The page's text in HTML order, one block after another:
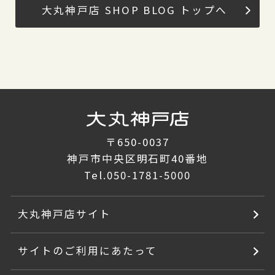
大丸神戸店 SHOP BLOG トップへ
〒650-0037
神戸市中央区明石町40番地
Tel.050-1781-5000
大丸神戸店サイト
サイトのご利用にあたって